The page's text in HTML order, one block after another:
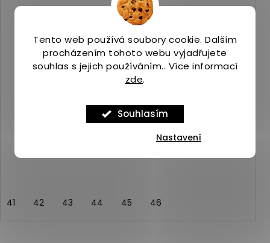
Tento web používá soubory cookie. Dalším
procházením tohoto webu vyjadřujete
souhlas s jejich používáním.. Více informací
zde.
Souhlasím
Nastavení
Merrell SPEED ECO MID WP black
(>5 ks)
41 42 43 44 45 46